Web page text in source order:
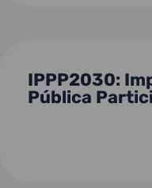
IPPP2030:
Pública